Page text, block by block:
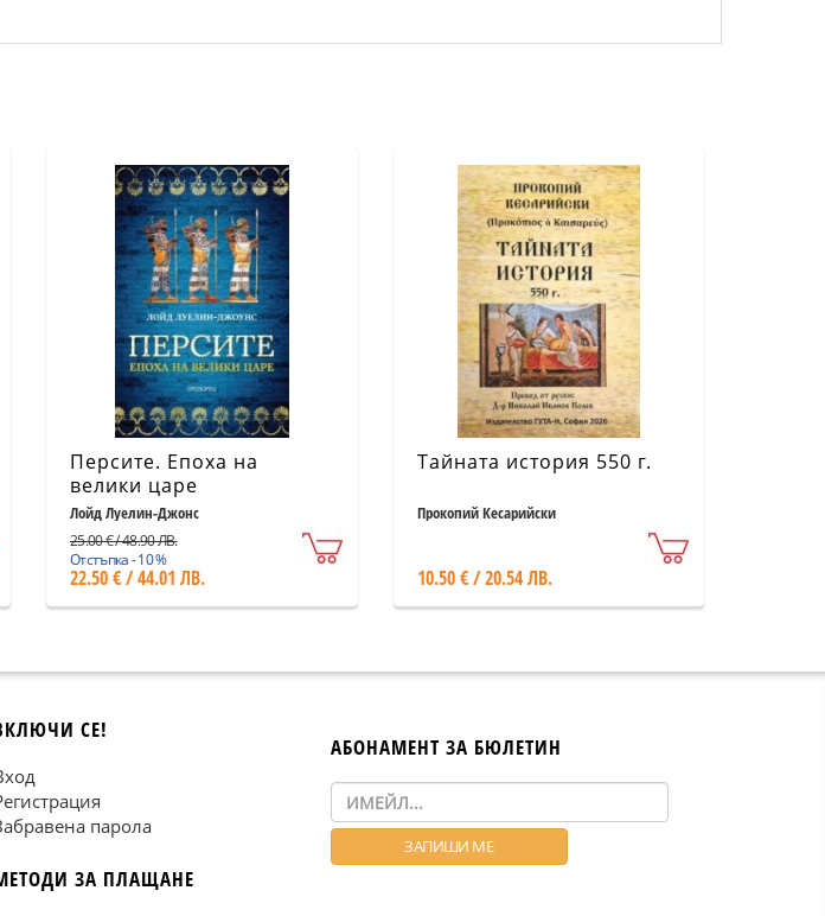
Персите. Епоха на
велики царе
Лойд Луелин-Джонс
25.00 € / 48.90 ЛВ.
Отстъпка - 10 %
22.50 € / 44.01 ЛВ.
Тайната история 550 г.
Прокопий Кесарийски
10.50 € / 20.54 ЛВ.
СЕ!
парола
ЗА ПЛАЩАНЕ
АБОНАМЕНТ ЗА БЮЛЕТИН